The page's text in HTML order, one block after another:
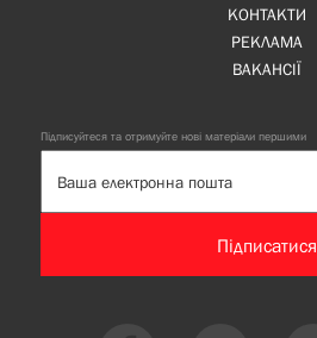
КОНТАКТИ
РЕКЛАМА
ВАКАНСІЇ
Підписуйтеся та отримуйте нові матеріали першими
Підписатися